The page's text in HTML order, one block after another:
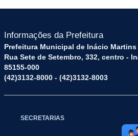
Informações da Prefeitura
Prefeitura Municipal de Inácio Martins
Rua Sete de Setembro, 332, centro -
85155-000
(42)3132-8000 - (42)3132-8003
SECRETARIAS